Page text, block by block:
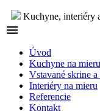
Kuchyne, interiéry

Úvod
Kuchyne na mieru
Vstavané skrine
Interiéry na mieru
Referencie
Kontakt